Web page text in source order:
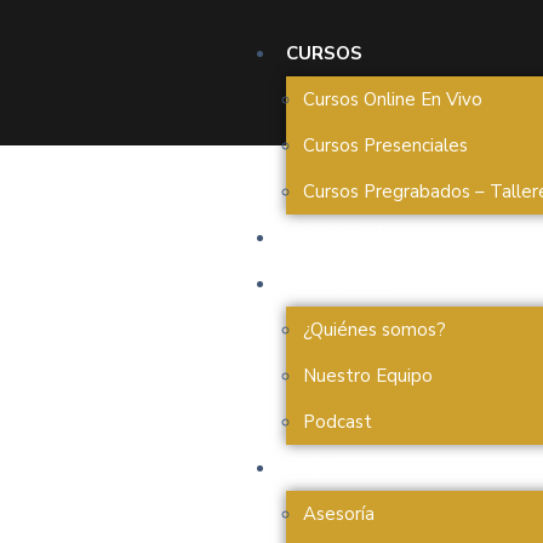
CURSOS
Cursos Online En Vivo
Cursos Presenciales
Cursos Pregrabados –
¿Quiénes somos?
Nuestro Equipo
Podcast
Asesoría